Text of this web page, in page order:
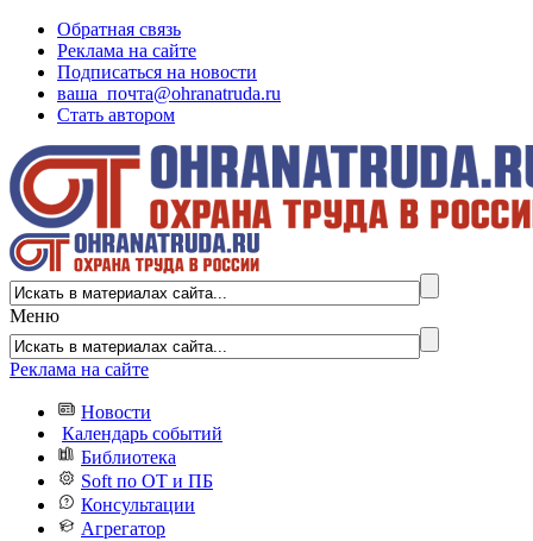
Обратная связь
Реклама на сайте
Подписаться на новости
ваша_почта@ohranatruda.ru
Стать автором
Меню
Реклама на сайте
Новости
Календарь событий
Библиотека
Soft по ОТ и ПБ
Консультации
Агрегатор